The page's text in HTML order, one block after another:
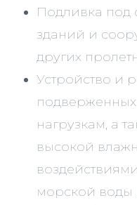
Подливка под
зданий и
других
Устройство и
нагрузкам, а
высокой
морской воды